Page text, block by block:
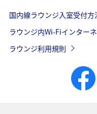
国内線ラウンジ入室受付方
ラウンジ内Wi-Fiインター
ラウンジ利用規則